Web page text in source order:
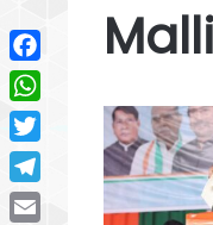
Facebook
WhatsApp
Twitter
Telegram